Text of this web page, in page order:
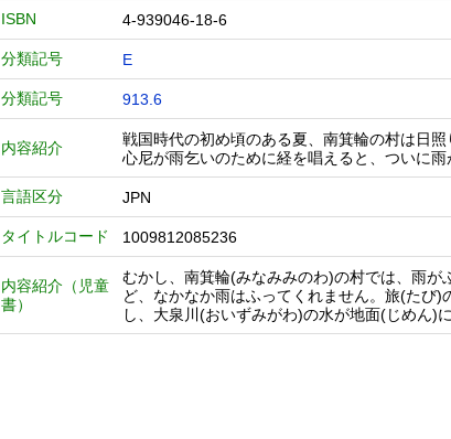
ISBN 4-939046-18-6
分類記号 E
分類記号 913.6
内容紹介
戦国時代の初め頃のある夏、南箕輪の村は日
心尼が雨乞いのために経を唱えると、ついに
言語区分 JPN
タイトルコード 1009812085236
内容紹介（児童
書）
むかし、南箕輪(みなみみのわ)の村では、雨
ど、なかなか雨はふってくれません。旅(たび
し、大泉川(おいずみがわ)の水が地面(じめん)